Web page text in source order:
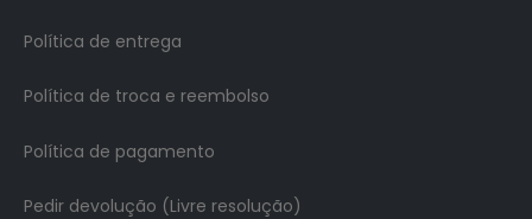
Política de entrega
Política de troca e reembolso
Política de pagamento
Pedir devolução (Livre resolução)